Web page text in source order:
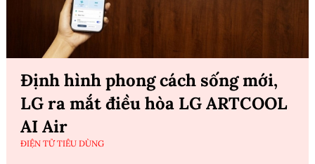
Định hình phong cách sống mới,
LG ra mắt điều hòa LG ARTCOOL
AI Air
ĐIỆN TỬ TIÊU DÙNG